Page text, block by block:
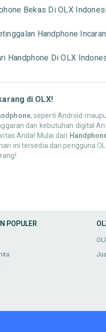
Bekas Di OLX
Handphone
Handphone Di OLX
di OLX!
, seperti Android
dan kebutuhan digital
Anda! Mulai dari
ini tersedia dari pengguna
Aksesoris
berbagai pilihan menarik di
mengabadikan momen.
POPULER